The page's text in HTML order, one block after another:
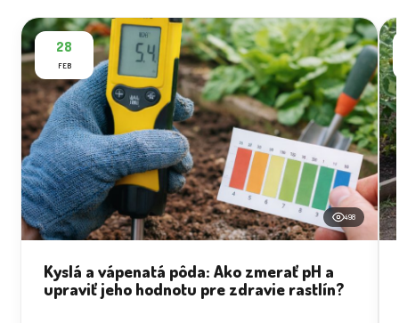
28
FEB
498
Kyslá a vápenatá pôda: Ako zmerať pH a
upraviť jeho hodnotu pre zdravie rastlín?